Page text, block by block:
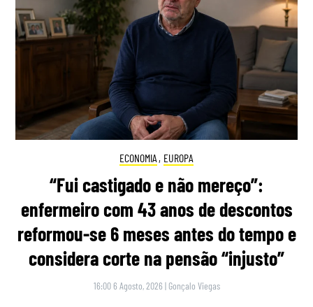
ECONOMIA , EUROPA
“Fui castigado e não mereço”:
enfermeiro com 43 anos de descontos
reformou-se 6 meses antes do tempo e
considera corte na pensão “injusto”
16:00 6 Agosto, 2026 | Gonçalo Viegas